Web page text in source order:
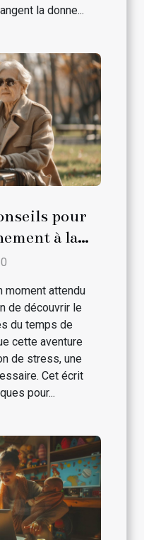
la donne...
pour
à la
moment attendu
de découvrir le
du temps de
cette aventure
de stress, une
Cet écrit
pour...